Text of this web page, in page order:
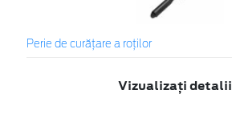
Perie de curățare a roților
Vizualizați detalii